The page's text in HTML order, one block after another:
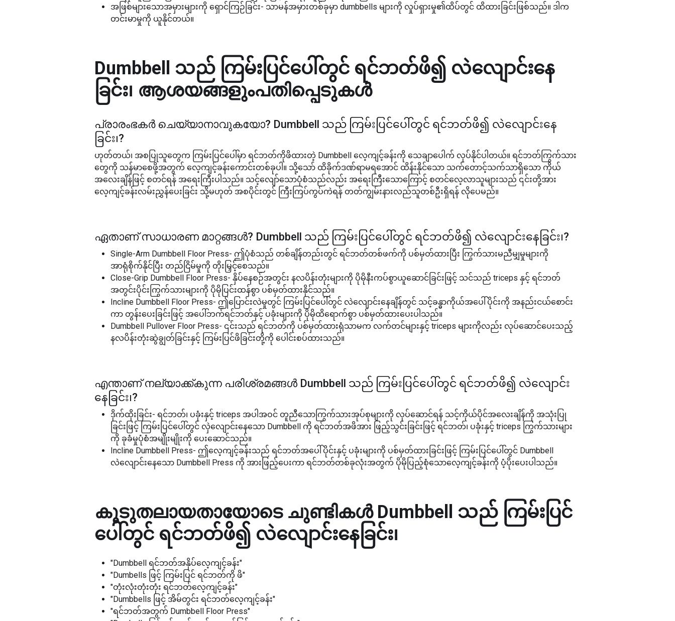
အဖြစ်များသောအမှားများကို ရှောင်ကြဉ်ခြင်း- သာမန်အမှားတစ်ခုမှာ dumbbells များကို လှုပ်ရှားမှု၏ထိပ်တွင် ထိထားခြင်းဖြစ်သည်။ ဒါက
တင်းမာမှုကို ယူနိုင်တယ်။
Dumbbell သည် ကြမ်းပြင်ပေါ်တွင် ရင်ဘတ်ဖိ၍ လဲလျောင်းနေ
ခြင်း၊ ആശയങ്ങളുംപതിപ്പെടുകള്‍
പ്രാരംഭകര്‍ ചെയ്യാനാവുകയോ? Dumbbell သည် ကြမ်းပြင်ပေါ်တွင် ရင်ဘတ်ဖိ၍ လဲလျောင်းနေ
ခြင်း၊?
ဟုတ်တယ်၊ အစပြုသူတွေက ကြမ်းပြင်ပေါ်မှာ ရင်ဘတ်ကိုဖိထားတဲ့ Dumbbell လေ့ကျင့်ခန်းကို သေချာပေါက် လုပ်နိုင်ပါတယ်။ ရင်ဘတ်ကြွက်သား
တွေကို သန်မာစေဖို့အတွက် လေ့ကျင့်ခန်းကောင်းတစ်ခုပါ။ သို့သော် ထိခိုက်ဒဏ်ရာမရအောင် ထိန်းနိုင်သော သက်တောင့်သက်သာရှိသော ကိုယ်
အလေးချိန်ဖြင့် စတင်ရန် အရေးကြီးပါသည်။ သင့်လျော်သောပုံစံသည်လည်း အရေးကြီးသောကြောင့် စတင်လေ့လာသူများသည် ၎င်းတို့အား
လေ့ကျင့်ခန်းလမ်းညွှန်ပေးခြင်း သို့မဟုတ် အစပိုင်းတွင် ကြီးကြပ်ကွပ်ကဲရန် တတ်ကျွမ်းနားလည်သူတစ်ဦးရှိရန် လိုပေမည်။
ഏതാണ് സാധാരണ മാറ്റങ്ങൾ? Dumbbell သည် ကြမ်းပြင်ပေါ်တွင် ရင်ဘတ်ဖိ၍ လဲလျောင်းနေခြင်း၊?
Single-Arm Dumbbell Floor Press- ဤပုံစံသည် တစ်ချိန်တည်းတွင် ရင်ဘတ်တစ်ဖက်ကို ပစ်မှတ်ထားပြီး ကြွက်သားမညီမျှမှုများကို
အာရုံစိုက်နိုင်ပြီး တည်ငြိမ်မှုကို တိုးမြှင့်စေသည်။
Close-Grip Dumbbell Floor Press- နှိပ်နေစဉ်အတွင်း နလပိန်းတုံးများကို ပိုမိုနီးကပ်စွာယူဆောင်ခြင်းဖြင့် သင်သည် triceps နှင့် ရင်ဘတ်
အတွင်းပိုင်းကြွက်သားများကို ပိုမိုပြင်းထန်စွာ ပစ်မှတ်ထားနိုင်သည်။
Incline Dumbbell Floor Press- ဤပြောင်းလဲမှုတွင် ကြမ်းပြင်ပေါ်တွင် လဲလျောင်းနေချိန်တွင် သင့်ခန္ဓာကိုယ်အပေါ်ပိုင်းကို အနည်းငယ်စောင်း
ကာ တွန်းပေးခြင်းဖြင့် အပေါ်ဘက်ရင်ဘတ်နှင့် ပခုံးများကို ပိုမိုထိရောက်စွာ ပစ်မှတ်ထားပေးပါသည်။
Dumbbell Pullover Floor Press- ၎င်းသည် ရင်ဘတ်ကို ပစ်မှတ်ထားရုံသာမက လက်တင်များနှင့် triceps များကိုလည်း လုပ်ဆောင်ပေးသည့်
နလပိန်းတုံးဆွဲချွတ်ခြင်းနှင့် ကြမ်းပြင်ဖိခြင်းတို့ကို ပေါင်းစပ်ထားသည်။
എന്താണ് നല്യാക്ക്കുന്ന പരിശ്രമങ്ങൾ Dumbbell သည် ကြမ်းပြင်ပေါ်တွင် ရင်ဘတ်ဖိ၍ လဲလျောင်း
နေခြင်း၊?
ဒိုက်ထိုးခြင်း- ရင်ဘတ်၊ ပခုံးနှင့် triceps အပါအဝင် တူညီသောကြွက်သားအုပ်စုများကို လုပ်ဆောင်ရန် သင့်ကိုယ်ပိုင်အလေးချိန်ကို အသုံးပြု
ခြင်းဖြင့် ကြမ်းပြင်ပေါ်တွင် လှဲလျောင်းနေသော Dumbbell ကို ရင်ဘတ်အဖိအား ဖြည့်သွင်းခြင်းဖြင့် ရင်ဘတ်၊ ပခုံးနှင့် triceps ကြွက်သားများ
ကို ခုခံမှုပုံစံအမျိုးမျိုးကို ပေးဆောင်သည်။
Incline Dumbbell Press- ဤလေ့ကျင့်ခန်းသည် ရင်ဘတ်အပေါ်ပိုင်းနှင့် ပခုံးများကို ပစ်မှတ်ထားခြင်းဖြင့် ကြမ်းပြင်ပေါ်တွင် Dumbbell
လဲလျောင်းနေသော Dumbbell Press ကို အားဖြည့်ပေးကာ ရင်ဘတ်တစ်ခုလုံးအတွက် ပိုမိုပြည့်စုံသောလေ့ကျင့်ခန်းကို ပံ့ပိုးပေးပါသည်။
കൂടുതലായതായോടെ ചുണ്ടികൾ Dumbbell သည် ကြမ်းပြင်
ပေါ်တွင် ရင်ဘတ်ဖိ၍ လဲလျောင်းနေခြင်း၊
"Dumbbell ရင်ဘတ်အနှိပ်လေ့ကျင့်ခန်း"
"Dumbells ဖြင့် ကြမ်းပြင် ရင်ဘတ်ကို ဖိ"
"တုံးလုံးတုံးတုံး ရင်ဘတ်လေ့ကျင့်ခန်း"
"Dumbbells ဖြင့် အိမ်တွင်း ရင်ဘတ်လေ့ကျင့်ခန်း"
"ရင်ဘတ်အတွက် Dumbbell Floor Press"